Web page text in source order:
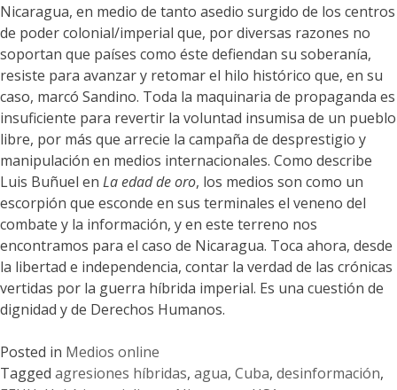
Nicaragua, en medio de tanto asedio surgido de los centros
de poder colonial/imperial que, por diversas razones no
soportan que países como éste defiendan su soberanía,
resiste para avanzar y retomar el hilo histórico que, en su
caso, marcó Sandino. Toda la maquinaria de propaganda es
insuficiente para revertir la voluntad insumisa de un pueblo
libre, por más que arrecie la campaña de desprestigio y
manipulación en medios internacionales. Como describe
Luis Buñuel en La edad de oro, los medios son como un
escorpión que esconde en sus terminales el veneno del
combate y la información, y en este terreno nos
encontramos para el caso de Nicaragua. Toca ahora, desde
la libertad e independencia, contar la verdad de las crónicas
vertidas por la guerra híbrida imperial. Es una cuestión de
dignidad y de Derechos Humanos.
Posted in Medios online
Tagged agresiones híbridas, agua, Cuba, desinformación,